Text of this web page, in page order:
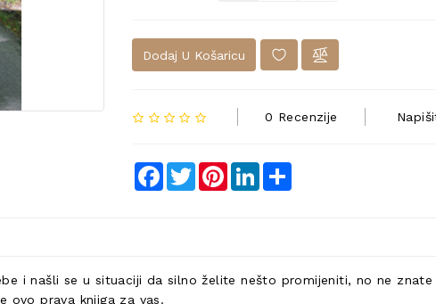
Dodaj U Košaricu
0 Recenzije
Facebook
TwitterPinterestLinkedIn
i našli se u situaciji da silno želite nešto promijeniti, no ne
ovo prava knjiga za vas.